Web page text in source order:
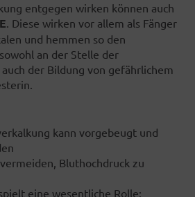
entgegen wirken können auch
. Diese wirken vor allem als Fänger
und hemmen so den
an der Stelle der
der Bildung von gefährlichem
kann vorgebeugt und
Bluthochdruck zu
eine wesentliche Rolle: